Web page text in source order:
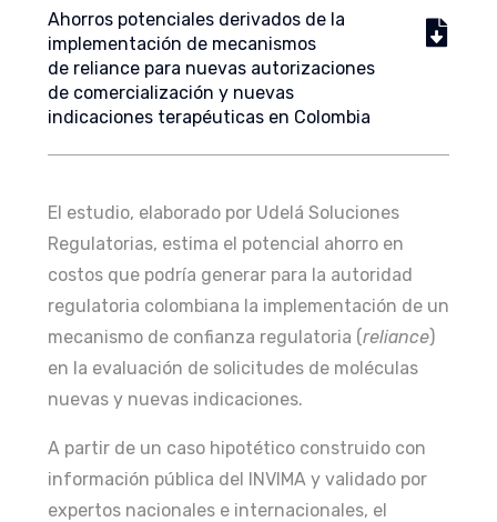
Ahorros potenciales derivados de la
implementación de mecanismos
de reliance para nuevas autorizaciones
de comercialización y nuevas
indicaciones terapéuticas en Colombia
El estudio, elaborado por Udelá Soluciones
Regulatorias, estima el potencial ahorro en
costos que podría generar para la autoridad
regulatoria colombiana la implementación de un
mecanismo de confianza regulatoria (reliance)
en la evaluación de solicitudes de moléculas
nuevas y nuevas indicaciones.
A partir de un caso hipotético construido con
información pública del INVIMA y validado por
expertos nacionales e internacionales, el